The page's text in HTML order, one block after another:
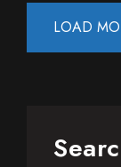
LOAD